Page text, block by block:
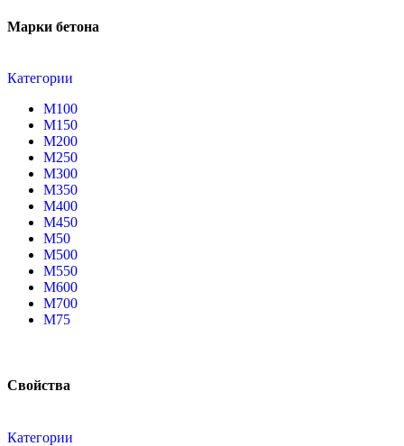
Марки бетона
Категории
М100
М150
М200
М250
М300
М350
М400
М450
М50
М500
М550
М600
М700
М75
Свойства
Категории